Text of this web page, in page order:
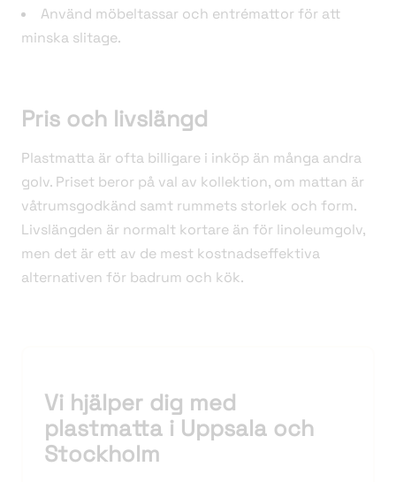
Använd möbeltassar och entrémattor för att
minska slitage.
Pris och livslängd
Plastmatta är ofta billigare i inköp än många andra
golv. Priset beror på val av kollektion, om mattan är
våtrumsgodkänd samt rummets storlek och form.
Livslängden är normalt kortare än för linoleumgolv,
men det är ett av de mest kostnadseffektiva
alternativen för badrum och kök.
Vi hjälper dig med
plastmatta i Uppsala och
Stockholm